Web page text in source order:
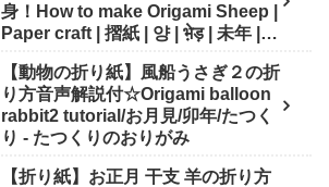
身！How to make Origami Sheep |
Paper craft | 摺紙 | 양 | भे़ड़ | 未年 |
【動物の折り紙】風船うさぎ２の折
り方音声解説付☆Origami balloon
rabbit2 tutorial/お月見/卯年/たつく
り - たつくりのおりがみ
【折り紙】お正月 干支 羊の折り方